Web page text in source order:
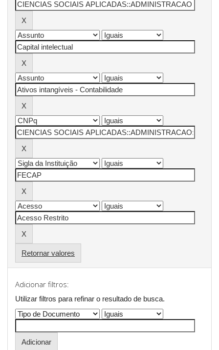
Retornar valores
Adicionar filtros:
Utilizar filtros para refinar o resultado de busca.